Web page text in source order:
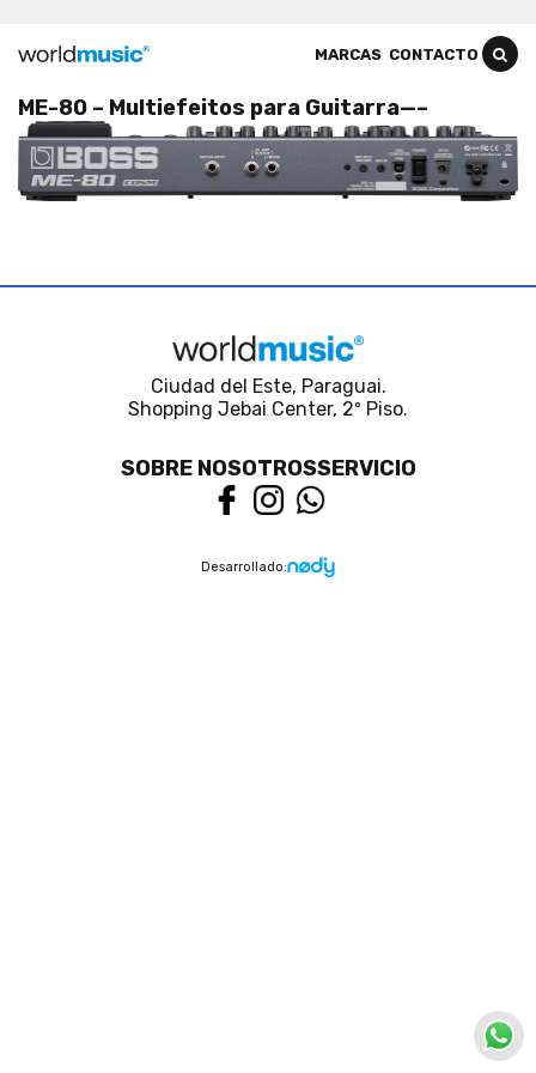
MARCAS CONTACTO
ME-80 – Multiefeitos para Guitarra—–
Ciudad del Este, Paraguai.
Shopping Jebai Center, 2º Piso.
SOBRE NOSOTROSSERVICIO
Desarrollado: